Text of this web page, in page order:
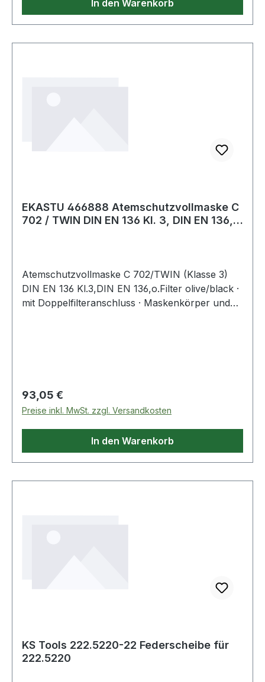
Beschlagen der Sichtscheibe verhindert · mit
Rundgewindeanschluss DIN EN 148-1 ·
In den Warenkorb
EKASTU 466888 Atemschutzvollmaske C
702 / TWIN DIN EN 136 Kl. 3, DIN EN 136,
Atemschutzvollmaske C 702/TWIN (Klasse 3)
DIN EN 136 Kl.3,DIN EN 136,o.Filter olive/black ·
mit Doppelfilteranschluss · Maskenkörper und
Regulärer Preis:
93,05 €
Preise inkl. MwSt. zzgl. Versandkosten
In den Warenkorb
KS Tools 222.5220-22 Federscheibe für
222.5220